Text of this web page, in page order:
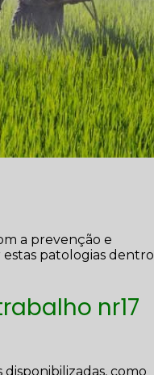
a prevenção e
patologias dentro
nr17
como